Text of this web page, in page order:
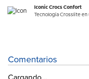
Iconic Crocs Confort
Tecnología Crosslite en
Comentarios